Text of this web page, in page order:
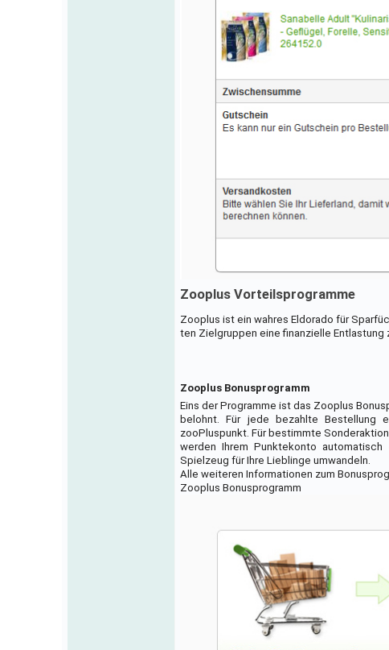
Zooplus Vorteilsprogramme
Zooplus ist ein wahres Eldorado für
ten Zielgruppen eine finanzielle Entlastung
Zooplus Bonusprogramm
Eins der Programme ist das Zooplus
belohnt. Für jede bezahlte Bestellung
zooPluspunkt. Für bestimmte
werden Ihrem Punktekonto
Spielzeug für Ihre Lieblinge umwandeln.
Alle weiteren Informationen zum
Zooplus Bonusprogramm